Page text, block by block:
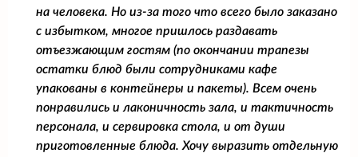
на человека. Но из-за того что всего было заказано
с избытком, многое пришлось раздавать
отъезжающим гостям (по окончании трапезы
остатки блюд были сотрудниками кафе
упакованы в контейнеры и пакеты). Всем очень
понравились и лаконичность зала, и тактичность
персонала, и сервировка стола, и от души
приготовленные блюда. Хочу выразить отдельную